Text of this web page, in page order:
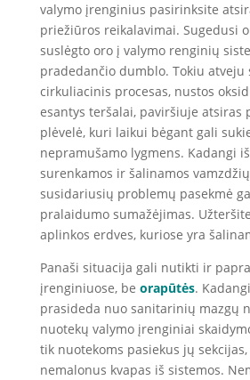
valymo įrenginius pasirinksite
priežiūros reikalavimai. Sugedusi
suslėgto oro į valymo renginių
pradedančio dumblo. Tokiu atveju
cirkuliacinis procesas, nustos
esantys teršalai, paviršiuje atsiras
plėvelė, kuri laikui bėgant gali
nepramušamo lygmens. Kadangi
surenkamos ir šalinamos
susidariusių problemų pasekmė
pralaidumo sumažėjimas.
aplinkos erdves, kuriose yra
Panaši situacija gali nutikti ir
įrenginiuose, be orapūtės.
prasideda nuo sanitarinių mazgų
nuotekų valymo įrenginiai
tik nuotekoms pasiekus jų
nemalonus kvapas iš sistemos.